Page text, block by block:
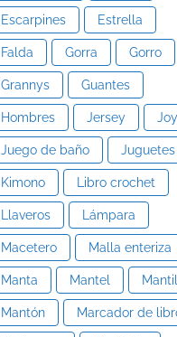
Escarpines Estrella
Falda Gorra Gorro
Grannys Guantes
Hombres Jersey
Juego de baño Juguetes
Kimono Libro crochet
Llaveros Lámpara
Macetero Malla enteriza
Manta Mantel
Mantón Marcador de